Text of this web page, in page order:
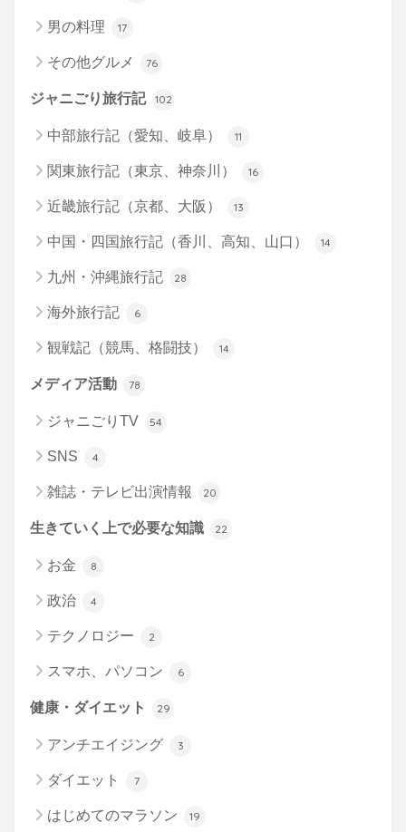
男の料理 17
その他グルメ 76
ジャニごり旅行記 102
中部旅行記（愛知、岐阜） 11
関東旅行記（東京、神奈川） 16
近畿旅行記（京都、大阪） 13
中国・四国旅行記（香川、高知、山口） 14
九州・沖縄旅行記 28
海外旅行記 6
観戦記（競馬、格闘技） 14
メディア活動 78
ジャニごりTV 54
SNS 4
雑誌・テレビ出演情報 20
生きていく上で必要な知識 22
お金 8
政治 4
テクノロジー 2
スマホ、パソコン 6
健康・ダイエット 29
アンチエイジング 3
ダイエット 7
はじめてのマラソン 19